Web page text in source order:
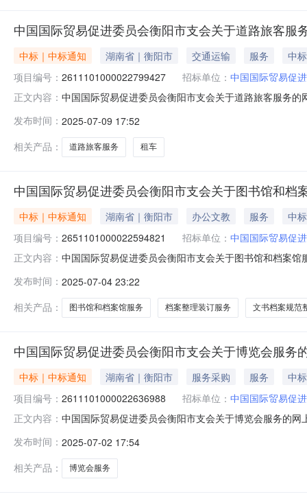
中国国际贸易促进委员会衡阳市支会关于道路旅客服
中标｜中标通知 湖南省｜衡阳市 交通运输 服务
中
项目编号： 2611101000022799427 招标单位： 中国国际贸易促
正文内容： 中国国际贸易促进委员会衡阳市支会关于道路旅客服务
码:430499项目所在行政区划名称:衡阳市本级报价起止
发布时间： 2025-07-09 17:52
相关产品：
道路旅客服务 租车
中国国际贸易促进委员会衡阳市支会关于图书馆和档
中标｜中标通知 湖南省｜衡阳市 办公文教 服务
中
项目编号： 2651101000022594821 招标单位： 中国国际贸易促
正文内容： 中国国际贸易促进委员会衡阳市支会关于图书馆和档案
行政区划编码:430499项目所在行政区划名称:衡阳市本
发布时间： 2025-07-04 23:22
相关产品：
图书馆和档案馆服务 档案整理装订服务 文书档案规范
中国国际贸易促进委员会衡阳市支会关于博览会服务
中标｜中标通知 湖南省｜衡阳市 服务采购 服务
中
项目编号： 2611101000022636988 招标单位： 中国国际贸易促
正文内容： 中国国际贸易促进委员会衡阳市支会关于博览会服务的
码:430499项目所在行政区划名称:衡阳市本级报价起止
发布时间： 2025-07-02 17:54
相关产品：
博览会服务